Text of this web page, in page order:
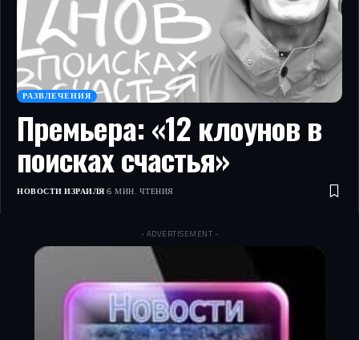
РАЗВЛЕЧЕНИЯ
Премьера: «12 клоунов в
поисках счастья»
НОВОСТИ ИЗРАИЛЯ 6 МИН. ЧТЕНИЯ
- ADVERTISEMENT -